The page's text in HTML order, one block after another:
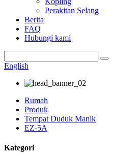
Perakitan Selang
Berita
FAQ
Hubungi kami
English
Rumah
Produk
Tempat Duduk Manik
EZ-5A
Kategori